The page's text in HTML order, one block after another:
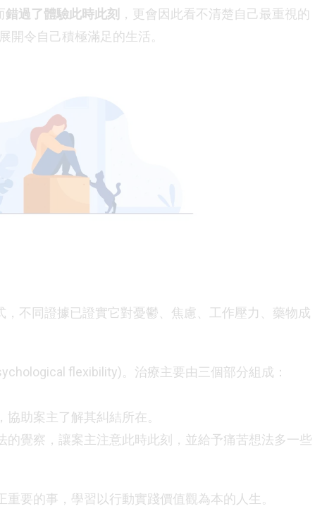
錯過了體驗此時此刻 ，更會因此看不清楚自己最重視的
開令自己積極滿足的生活。
不同證據已證實它對憂鬱、焦慮、工作壓力、藥物成
flexibility)。治療主要由三個部分組成：
助案主了解其糾結所在。
的覺察，讓案主注意此時此刻，並給予痛苦想法多一些
要的事，學習以行動實踐價值觀為本的人生。